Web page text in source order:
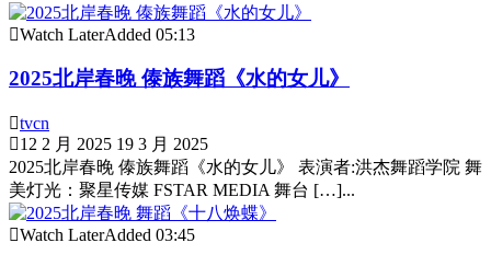
Watch LaterAdded 05:13
2025北岸春晚 傣族舞蹈《水的女儿》
tvcn
12 2 月 2025 19 3 月 2025
2025北岸春晚 傣族舞蹈《水的女儿》 表演者:洪杰舞蹈学院 舞
美灯光：聚星传媒 FSTAR MEDIA 舞台 […]...
Watch LaterAdded 03:45